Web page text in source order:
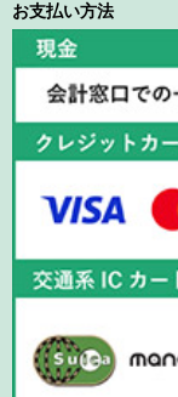
お支払い方法